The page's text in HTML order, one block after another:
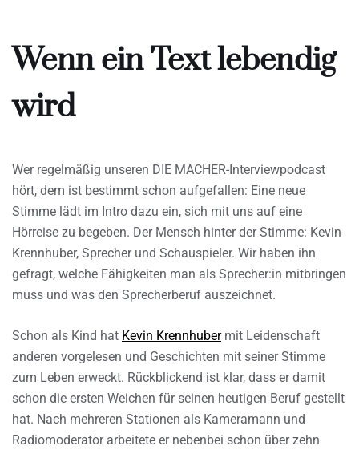
Wenn ein Text lebendig
wird
Wer regelmäßig unseren DIE MACHER-Interviewpodcast
hört, dem ist bestimmt schon aufgefallen: Eine neue
Stimme lädt im Intro dazu ein, sich mit uns auf eine
Hörreise zu begeben. Der Mensch hinter der Stimme: Kevin
Krennhuber, Sprecher und Schauspieler. Wir haben ihn
gefragt, welche Fähigkeiten man als Sprecher:in mitbringen
muss und was den Sprecherberuf auszeichnet.
Schon als Kind hat Kevin Krennhubermit Leidenschaft
anderen vorgelesen und Geschichten mit seiner Stimme
zum Leben erweckt. Rückblickend ist klar, dass er damit
schon die ersten Weichen für seinen heutigen Beruf gestellt
hat. Nach mehreren Stationen als Kameramann und
Radiomoderator arbeitete er nebenbei schon über zehn